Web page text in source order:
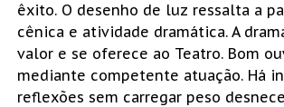
êxito. O desenho de luz ressalta a
cênica e atividade dramática. A
valor e se oferece ao Teatro. Bom
mediante competente atuação. Há
reflexões sem carregar peso